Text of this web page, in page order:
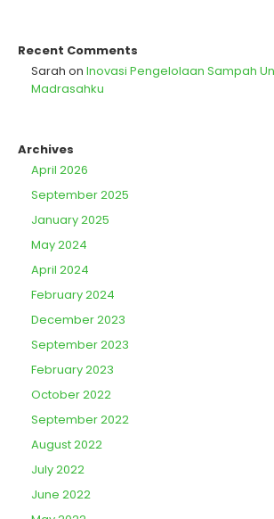
Recent Comments
Sarah on Inovasi Pengelolaan Sampah
Madrasahku
Archives
April 2026
September 2025
January 2025
May 2024
April 2024
February 2024
December 2023
September 2023
February 2023
October 2022
September 2022
August 2022
July 2022
June 2022